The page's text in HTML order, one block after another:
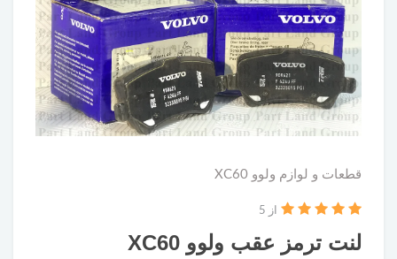
قطعات و لوازم ولوو XC60
لنت ترمز عقب ولوو XC60
از 5